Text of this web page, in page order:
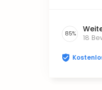
85% 18